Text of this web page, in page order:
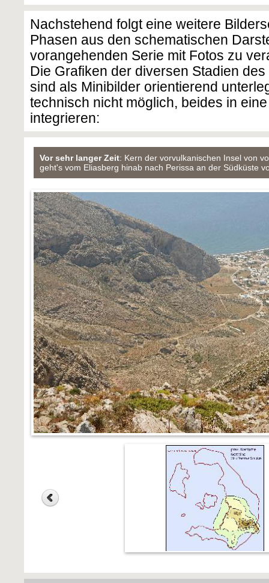
Nachstehend folgt eine weitere
Phasen aus den schematischen
vorangehenden Serie mit Fotos zu
Die Grafiken der diversen Stadien
sind als Minibilder orientierend
technisch nicht möglich, beides in
integrieren:
Vor sehr langer Zeit: Kern der vorvulkanischen Insel von
geht's vom Eliasberg hinab nach Perissa an der Südküste